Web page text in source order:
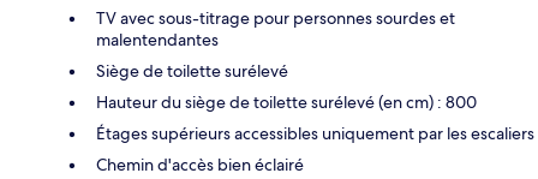
TV avec sous-titrage pour personnes sourdes et
malentendantes
Siège de toilette surélevé
Hauteur du siège de toilette surélevé (en cm) : 800
Étages supérieurs accessibles uniquement par les escaliers
Chemin d'accès bien éclairé